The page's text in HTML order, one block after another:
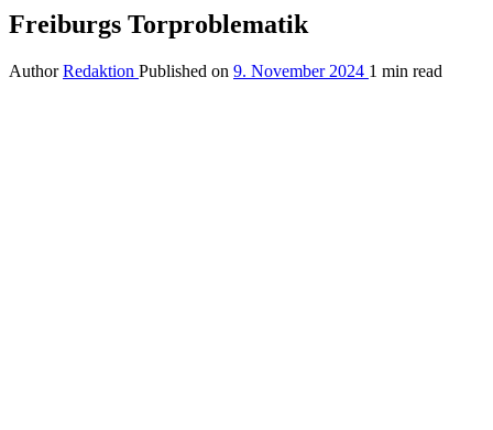
Freiburgs Torproblematik
Author Redaktion Published on 9. November 2024 1 min read